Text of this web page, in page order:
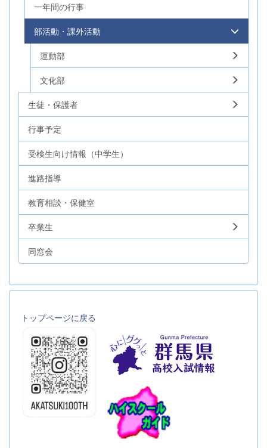
一年間の行事
部活動・課外活動
運動部
文化部
生徒・保護者
行事予定
受検生向け情報（中学生）
進路指導
教育相談・保健室
卒業生
同窓会
トップページに戻る